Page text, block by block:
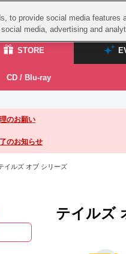
STORE
STORE
ASOBI STORE TOP
グッズ
CD / Blu-ray
CD / Blu-ray
ズ
スサノオマジ
ドラゴンボール
のお願い
のお知らせ
ルズ オブ シリーズ
テイルズ
to provide social media features
media, advertising and